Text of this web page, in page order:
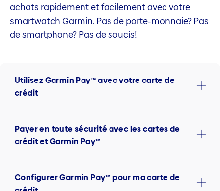
achats rapidement et facilement avec votre
smartwatch Garmin. Pas de porte-monnaie? Pas
de smartphone? Pas de soucis!
Utilisez Garmin Pay™ avec votre carte de
crédit
Payer en toute sécurité avec les cartes de
crédit et Garmin Pay™
Configurer Garmin Pay™ pour ma carte de